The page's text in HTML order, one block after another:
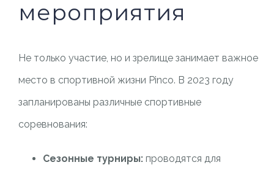
мероприятия
Не только участие, но и зрелище занимает важное
место в спортивной жизни Pinco. В 2023 году
запланированы различные спортивные
соревнования:
Сезонные турниры:проводятся для